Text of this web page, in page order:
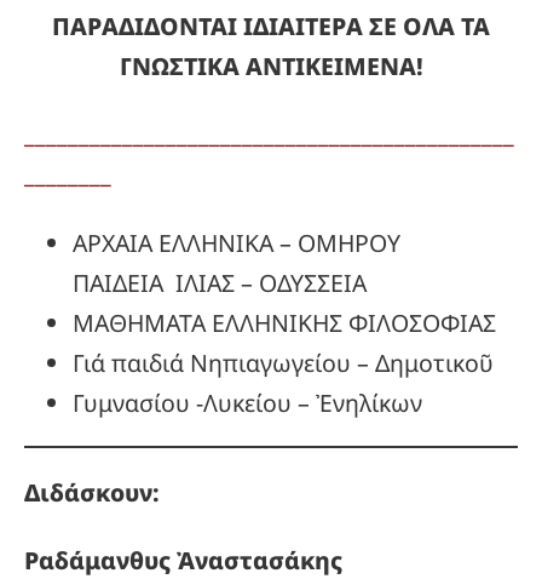
ΠΑΡΑΔΙΔΟΝΤΑΙ ΙΔΙΑΙΤΕΡΑ ΣΕ ΟΛΑ ΤΑ
ΓΝΩΣΤΙΚΑ ΑΝΤΙΚΕΙΜΕΝΑ!
ΑΡΧΑΙΑ ΕΛΛΗΝΙΚΑ – ΟΜΗΡΟΥ
ΠΑΙΔΕΙΑ ΙΛΙΑΣ – ΟΔΥΣΣΕΙΑ
ΜΑΘΗΜΑΤΑ ΕΛΛΗΝΙΚΗΣ ΦΙΛΟΣΟΦΙΑΣ
Γιά παιδιά Νηπιαγωγείου – Δημοτικοῦ
Γυμνασίου -Λυκείου – Ἐνηλίκων
Διδάσκουν:
ΡαδάμανθυςἈναστασάκης